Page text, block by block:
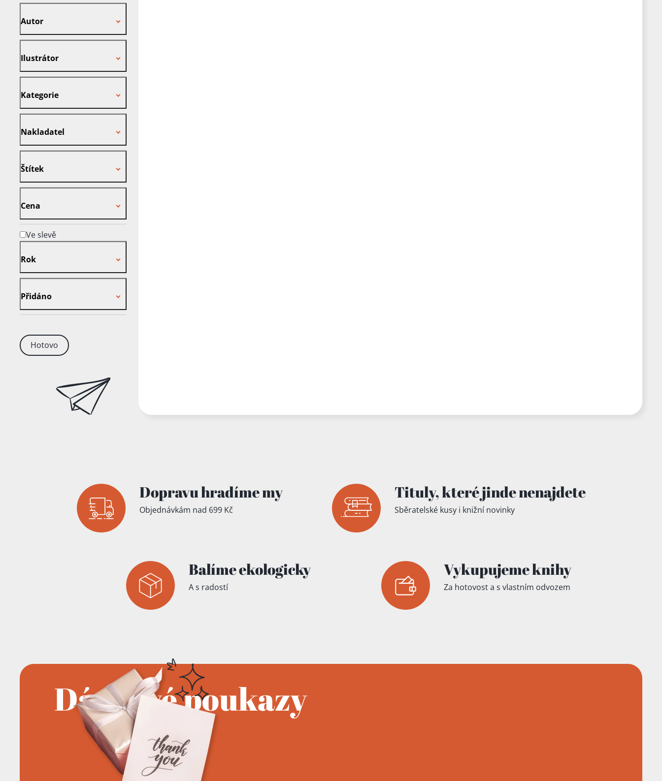
Autor
Ilustrátor
Kategorie
Nakladatel
Štítek
Cena
Ve slevě
Rok
Přidáno
Hotovo
Dopravu hradíme my
Objednávkám nad 699 Kč
Tituly,které jindenenajdete
Sběratelské kusy i knižní novinky
Balíme ekologicky
A s radostí
Vykupujeme knihy
Za hotovost a s vlastním odvozem
Dárkové poukazy
Přidáno do košíku!